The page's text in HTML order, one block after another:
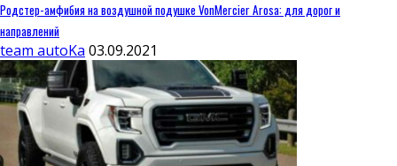
Родстер-амфибия на воздушной подушке VonMercier Arosa: для дорог и
направлений
team autoKa 03.09.2021